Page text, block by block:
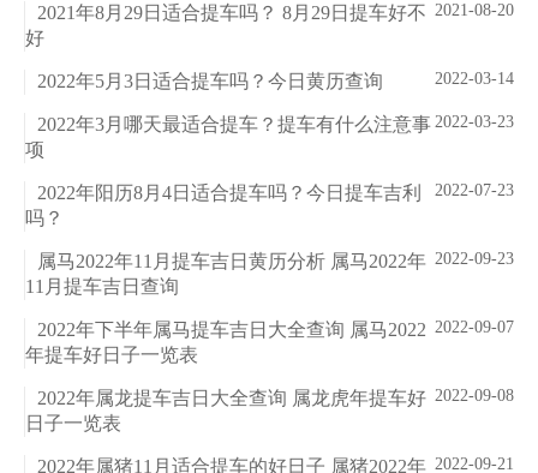
2021-08-20
2021年8月29日适合提车吗？ 8月29日提车好不
好
2022-03-14
2022年5月3日适合提车吗？今日黄历查询
2022-03-23
2022年3月哪天最适合提车？提车有什么注意事
项
2022-07-23
2022年阳历8月4日适合提车吗？今日提车吉利
吗？
2022-09-23
属马2022年11月提车吉日黄历分析 属马2022年
11月提车吉日查询
2022-09-07
2022年下半年属马提车吉日大全查询 属马2022
年提车好日子一览表
2022-09-08
2022年属龙提车吉日大全查询 属龙虎年提车好
日子一览表
2022-09-21
2022年属猪11月适合提车的好日子 属猪2022年